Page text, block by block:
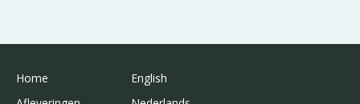
Home
English